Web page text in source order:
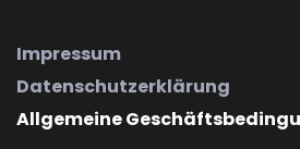
Impressum
Datenschutzerklärung
Allgemeine